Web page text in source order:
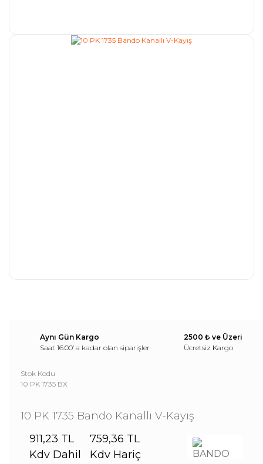
Aynı Gün Kargo
Saat 16:00’ a kadar olan siparişler
2500 ₺ ve Üzeri
Ücretsiz Kargo
Stok Kodu
10 PK 1735 BX
10 PK 1735 Bando Kanallı V-Kayış
911,23 TL
Kdv Dahil
759,36 TL
Kdv Hariç